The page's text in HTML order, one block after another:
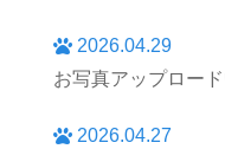
2026.04.29
お写真アップロード
2026.04.27